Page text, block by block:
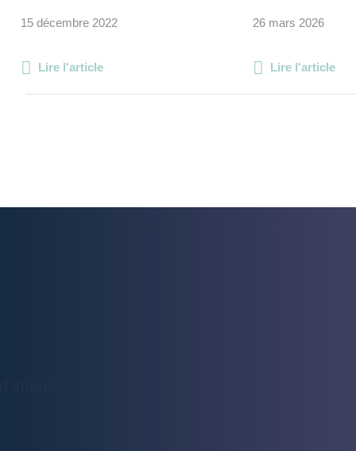
15 décembre 2022
Lire l'article
26 mars 2026
Lire l'article